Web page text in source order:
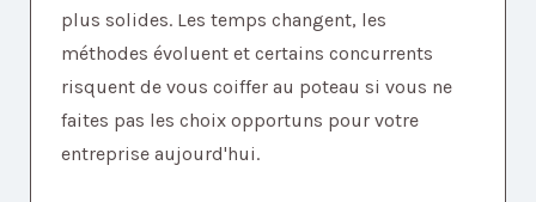
plus solides. Les temps changent, les
méthodes évoluent et certains concurrents
risquent de vous coiffer au poteau si vous ne
faites pas les choix opportuns pour votre
entreprise aujourd'hui.